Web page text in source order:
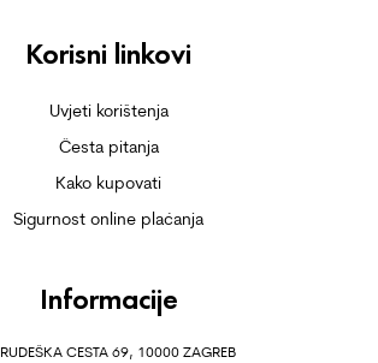
Korisni linkovi
Uvjeti korištenja
Česta pitanja
Kako kupovati
Sigurnost online plaćanja
Informacije
RUDEŠKA CESTA 69, 10000 ZAGREB